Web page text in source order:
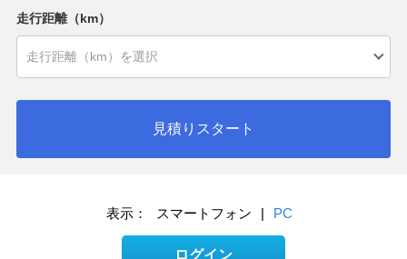
走行距離（km）
見積りスタート
表示： スマートフォン | PC
ログイン